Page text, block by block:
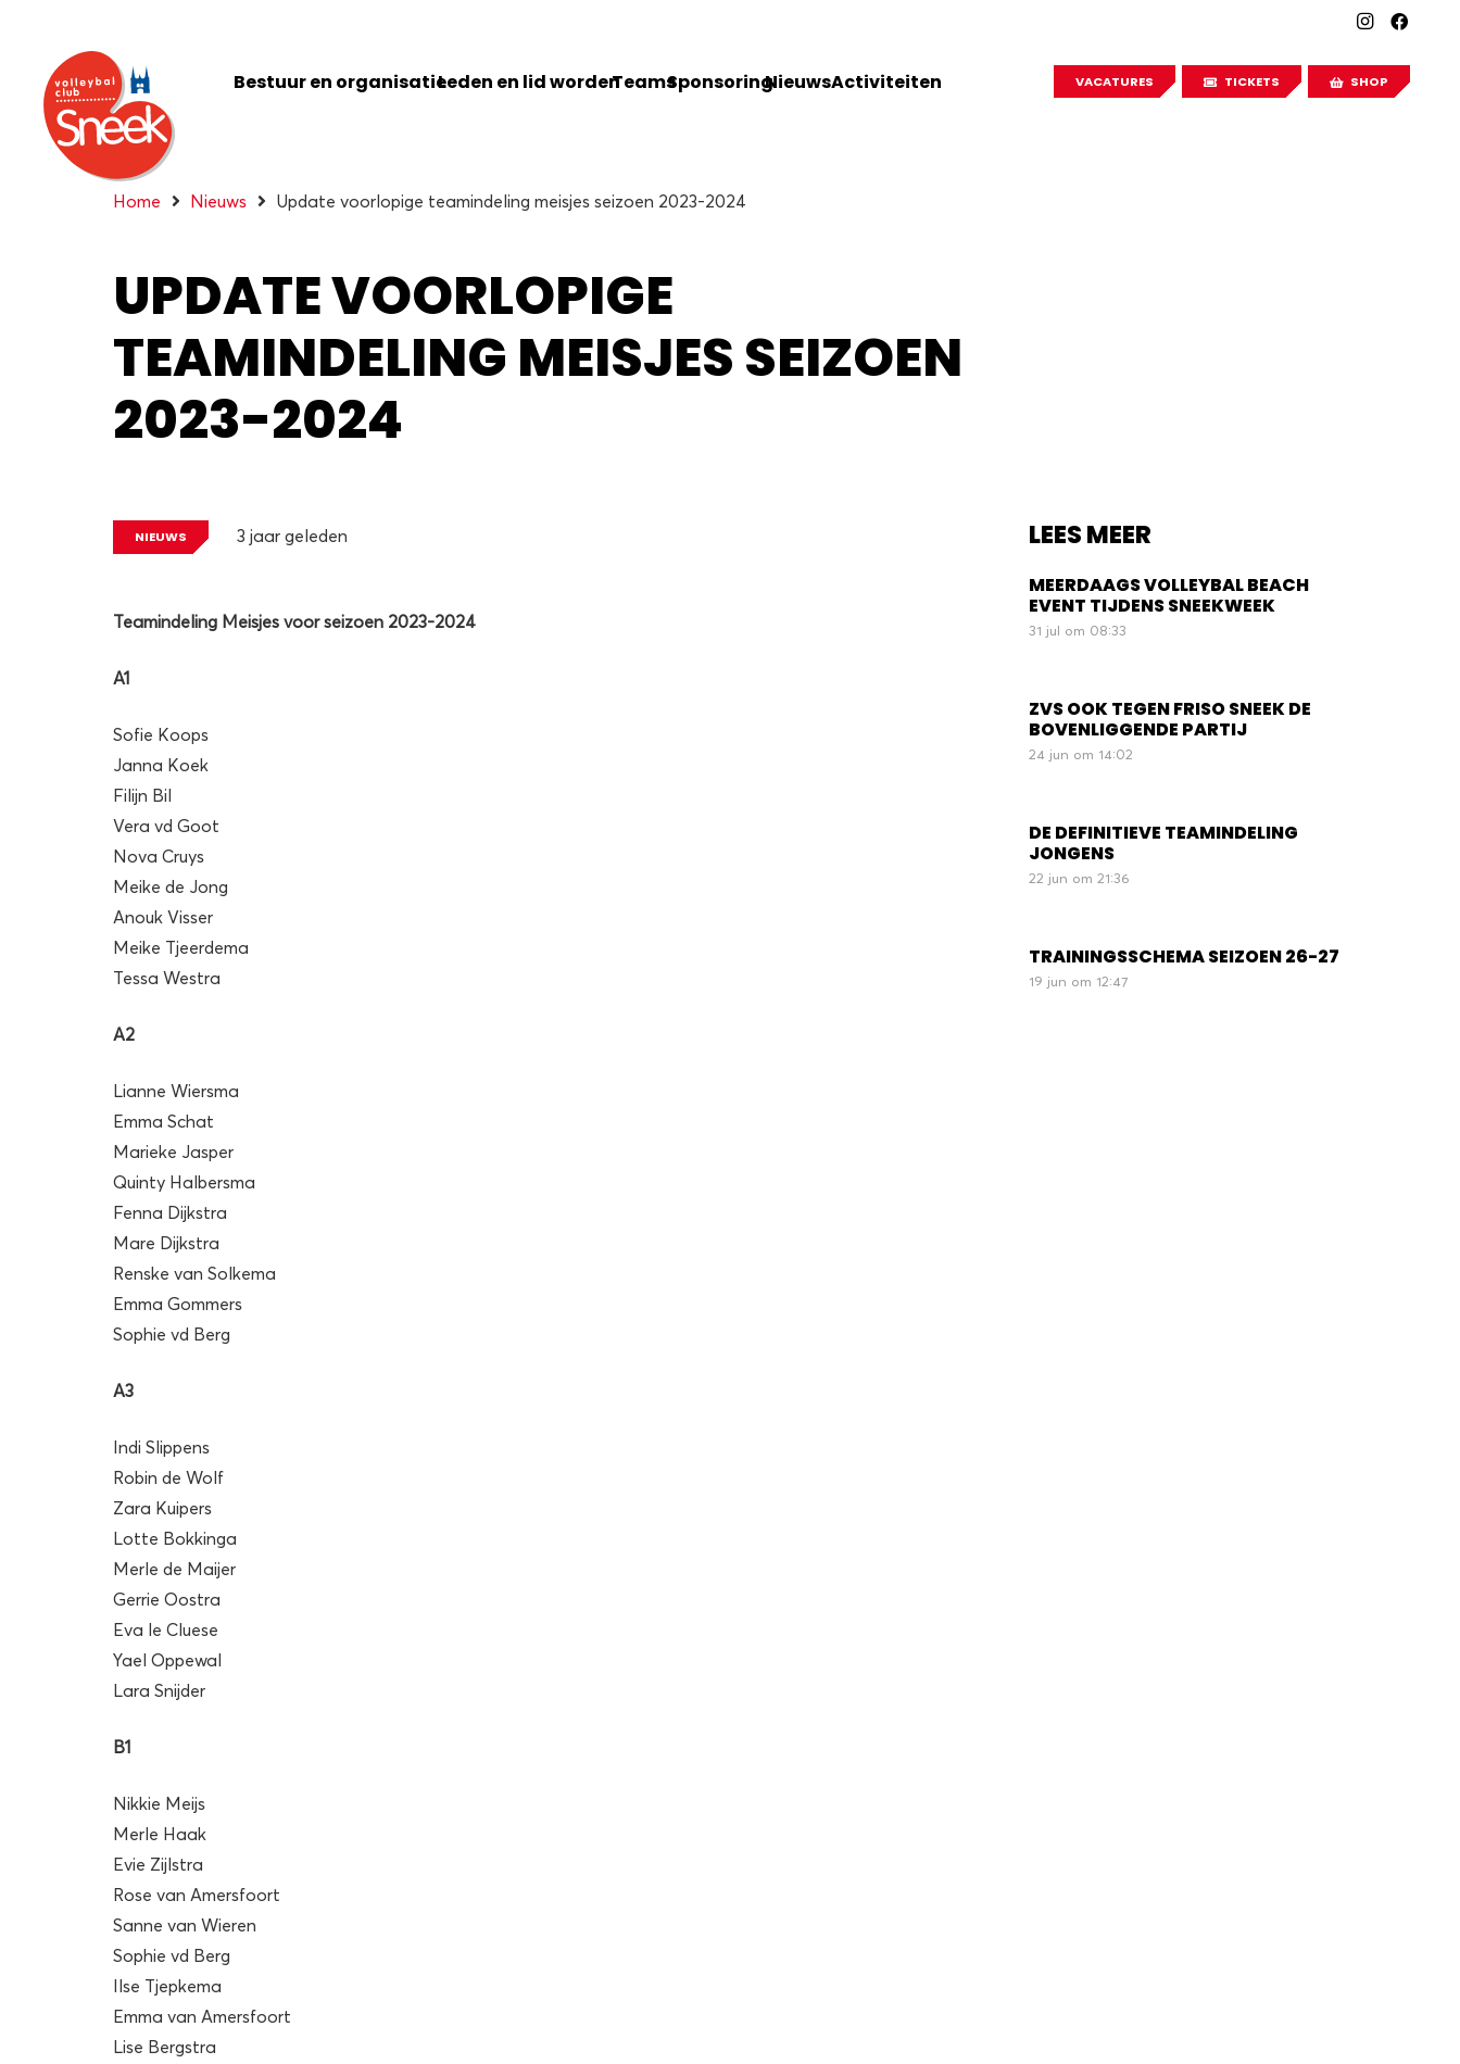
Bestuur en organisatieLeden en lid wordenTeamsSponsoringNieuwsActiviteiten VACATURES TICKETS SHOP
Home Nieuws Update voorlopige teamindeling meisjes seizoen 2023-2024
UPDATE VOORLOPIGE
TEAMINDELING MEISJES SEIZOEN
2023-2024
NIEUWS 3 jaar geleden
Teamindeling Meisjes voor seizoen 2023-2024
A1
Sofie Koops
Janna Koek
Filijn Bil
Vera vd Goot
Nova Cruys
Meike de Jong
Anouk Visser
Meike Tjeerdema
Tessa Westra
A2
Lianne Wiersma
Emma Schat
Marieke Jasper
Quinty Halbersma
Fenna Dijkstra
Mare Dijkstra
Renske van Solkema
Emma Gommers
Sophie vd Berg
A3
Indi Slippens
Robin de Wolf
Zara Kuipers
Lotte Bokkinga
Merle de Maijer
Gerrie Oostra
Eva le Cluese
Yael Oppewal
Lara Snijder
B1
Nikkie Meijs
Merle Haak
Evie Zijlstra
Rose van Amersfoort
Sanne van Wieren
Sophie vd Berg
Ilse Tjepkema
Emma van Amersfoort
Lise Bergstra
LEES MEER
MEERDAAGS VOLLEYBAL BEACH
EVENT TIJDENS SNEEKWEEK
31 jul om 08:33
ZVS OOK TEGEN FRISO SNEEK DE
BOVENLIGGENDE PARTIJ
24 jun om 14:02
DE DEFINITIEVE TEAMINDELING
JONGENS
22 jun om 21:36
TRAININGSSCHEMA SEIZOEN 26-27
19 jun om 12:47